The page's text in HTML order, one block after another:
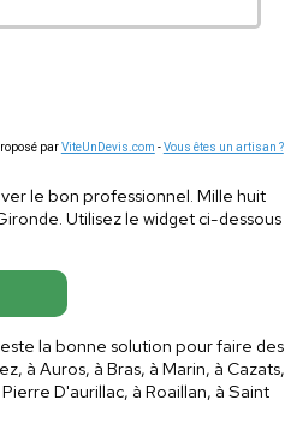
parViteUnDevis.com -Vous êtes un artisan ?
le bon professionnel. Mille huit
Utilisez le widget ci-dessous
la bonne solution pour faire des
à Auros, à Bras, à Marin, à Cazats,
D'aurillac, à Roaillan, à Saint